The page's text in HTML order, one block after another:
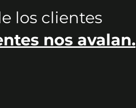
los clientes
nos avalan.